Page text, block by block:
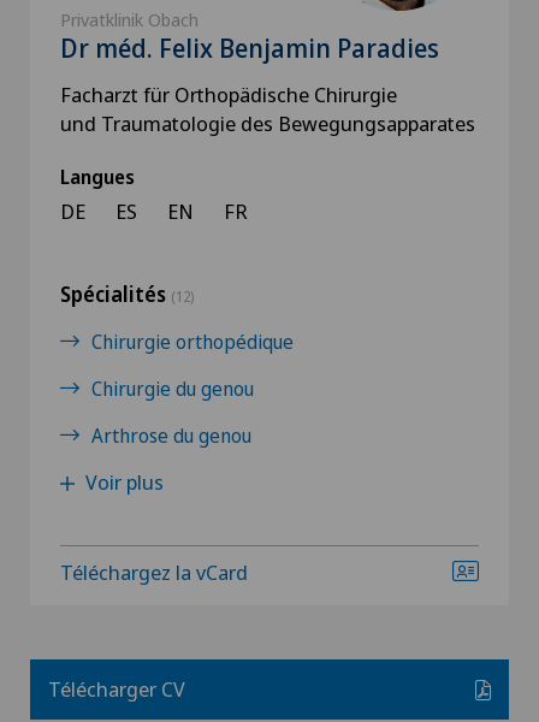
Privatklinik Obach
Dr méd. Felix Benjamin Paradies
Facharzt für Orthopädische Chirurgie
und Traumatologie des Bewegungsapparates
Langues
DE ES EN FR
Spécialités (12)
Chirurgie orthopédique
Chirurgie du genou
Arthrose du genou
Voir plus
Téléchargez la vCard
Télécharger CV